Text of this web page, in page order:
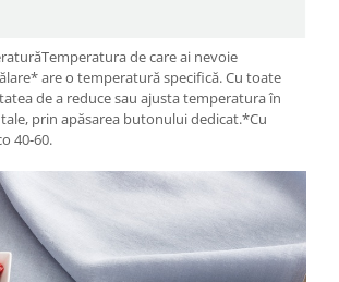
de care ai nevoie
are o temperatură specifică. Cu toate
de a reduce sau ajusta temperatura în
prin apăsarea butonului dedicat.*Cu
40-60.